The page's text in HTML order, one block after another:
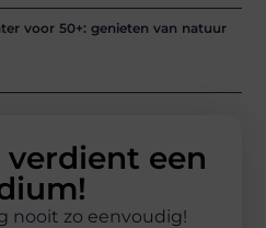
voor 50+: genieten van natuur
een
nooit zo eenvoudig!